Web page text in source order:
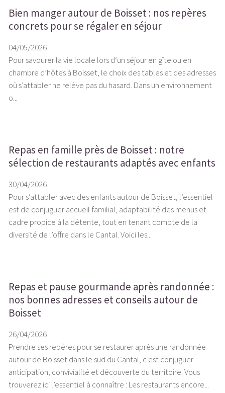
Bien manger autour de Boisset : nos repères
concrets pour se régaler en séjour
04/05/2026
Pour savourer la vie locale lors d’un séjour en gîte ou en
chambre d’hôtes à Boisset, le choix des tables et des adresses
où s’attabler ne relève pas du hasard. Dans un environnement
o...
Repas en famille près de Boisset : notre
sélection de restaurants adaptés avec enfants
30/04/2026
Pour s’attabler avec des enfants autour de Boisset, l’essentiel
est de conjuguer accueil familial, adaptabilité des menus et
cadre propice à la détente, tout en tenant compte de la
diversité de l’offre dans le Cantal. Voici les...
Repas et pause gourmande après randonnée :
nos bonnes adresses et conseils autour de
Boisset
26/04/2026
Prendre ses repères pour se restaurer après une randonnée
autour de Boisset dans le sud du Cantal, c’est conjuguer
anticipation, convivialité et découverte du territoire. Vous
trouverez ici l’essentiel à connaître : Les restaurants encore...